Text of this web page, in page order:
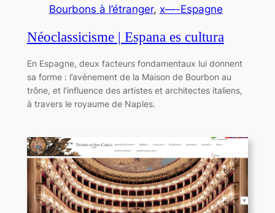
Bourbons à l’étranger, x—-Espagne
Néoclassicisme | Espana es cultura
En Espagne, deux facteurs fondamentaux lui donnent
sa forme : l’avènement de la Maison de Bourbon au
trône, et l’influence des artistes et architectes italiens,
à travers le royaume de Naples.